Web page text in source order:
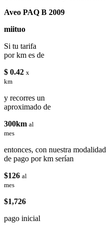
Aveo PAQ B 2009
miituo
Si tu tarifa
por km es de
$ 0.42 x
km
y recorres un
aproximado de
300km al
mes
entonces, con nuestra modalidad
de pago por km serían
$126 al
mes
$1,726
pago inicial